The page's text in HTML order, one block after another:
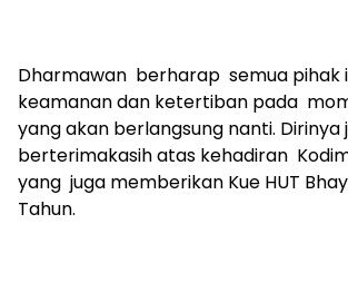
Dharmawan berharap semua pihak
keamanan dan ketertiban pada
yang akan berlangsung nanti. Dirinya
berterimakasih atas kehadiran Kodim
yang juga memberikan Kue HUT
Tahun.